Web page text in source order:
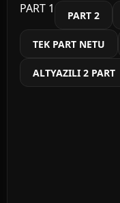
PART 1 PART 2
TEK PART NETU
ALTYAZILI 2 PART